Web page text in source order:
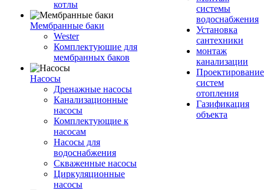
котлы
Мембранные баки
Wester
Комплектуюшие для
мембранных баков
Насосы
Дренажные насосы
Канализационные
насосы
Комплектующие к
насосам
Насосы для
водоснабжения
Скваженные насосы
Циркуляционные
насосы
системы
водоснабжения
Установка
сантехники
монтаж
канализации
Проектирование
систем
отопления
Газификация
объекта